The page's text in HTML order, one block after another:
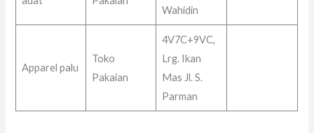
Wahidin
Apparel palu
Toko
Pakaian
4V7C+9VC,
Lrg. Ikan
Mas Jl. S.
Parman